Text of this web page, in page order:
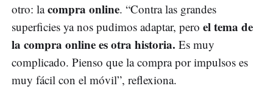
otro: lacompra online. “Contra las grandes
superficies ya nos pudimos adaptar, pero el tema de
la compra online es otra historia. Es muy
complicado. Pienso que la compra por impulsos es
muy fácil con el móvil”, reflexiona.